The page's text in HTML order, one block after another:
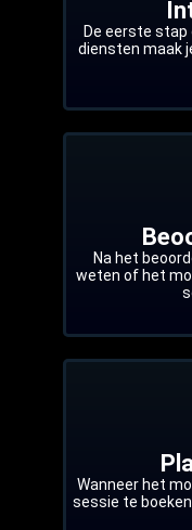
De eerste stap
diensten maak
Na het
weten of het
Wanneer het
sessie te